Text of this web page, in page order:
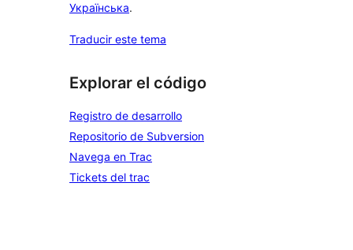
Українська.
Traducir este tema
Explorar el código
Registro de desarrollo
Repositorio de Subversion
Navega en Trac
Tickets del trac